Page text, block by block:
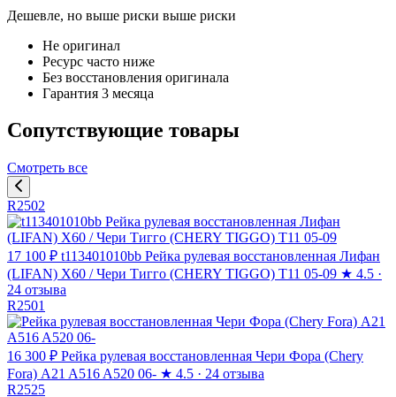
Дешевле, но выше риски выше риски
Не оригинал
Ресурс часто ниже
Без восстановления оригинала
Гарантия 3 месяца
Сопутствующие товары
Смотреть все
R2502
17 100 ₽ t113401010bb Рейка рулевая восстановленная Лифан
(LIFAN) X60 / Чери Тигго (CHERY TIGGO) T11 05-09 ★ 4.5 ·
24 отзыва
R2501
16 300 ₽ Рейка рулевая восстановленная Чери Фора (Chery
Fora) A21 A516 A520 06- ★ 4.5 · 24 отзыва
R2525